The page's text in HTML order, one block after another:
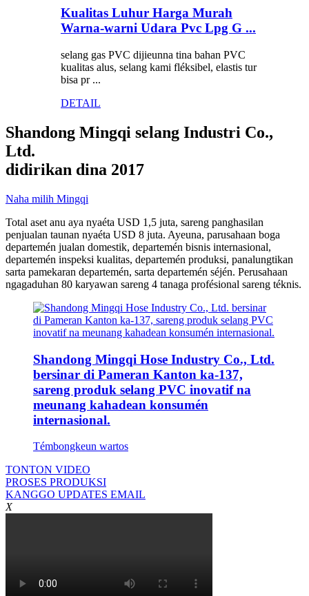
Kualitas Luhur Harga Murah
Warna-warni Udara Pvc Lpg G ...
selang gas PVC dijieunna tina bahan PVC
kualitas alus, selang kami fléksibel, elastis tur
bisa pr ...
DETAIL
Shandong Mingqi selang Industri Co.,
Ltd.
didirikan dina 2017
Naha milih Mingqi
Total aset anu aya nyaéta USD 1,5 juta, sareng panghasilan
penjualan taunan nyaéta USD 8 juta. Ayeuna, parusahaan boga
departemén jualan domestik, departemén bisnis internasional,
departemén inspeksi kualitas, departemén produksi, panalungtikan
sarta pamekaran departemén, sarta departemén séjén. Perusahaan
ngagaduhan 80 karyawan sareng 4 tanaga profésional sareng téknis.
Shandong Mingqi Hose Industry Co., Ltd.
bersinar di Pameran Kanton ka-137,
sareng produk selang PVC inovatif na
meunang kahadean konsumén
internasional.
Témbongkeun wartos
TONTON VIDEO
PROSES PRODUKSI
KANGGO UPDATES EMAIL
X